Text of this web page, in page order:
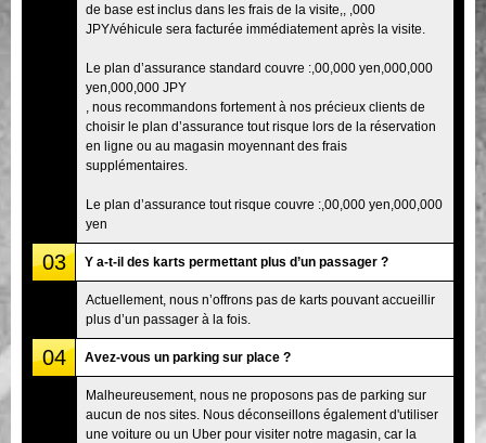
de base est inclus dans les frais de la visite,, ,000
JPY/véhicule sera facturée immédiatement après la visite.
Le plan d’assurance standard couvre :,00,000 yen,000,000
yen,000,000 JPY
, nous recommandons fortement à nos précieux clients de
choisir le plan d’assurance tout risque lors de la réservation
en ligne ou au magasin moyennant des frais
supplémentaires.
Le plan d’assurance tout risque couvre :,00,000 yen,000,000
yen
03 Y a-t-il des karts permettant plus d’un passager ?
Actuellement, nous n’offrons pas de karts pouvant accueillir
plus d’un passager à la fois.
04 Avez-vous un parking sur place ?
Malheureusement, nous ne proposons pas de parking sur
aucun de nos sites. Nous déconseillons également d'utiliser
une voiture ou un Uber pour visiter notre magasin, car la